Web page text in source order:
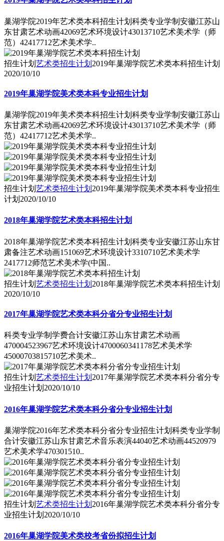
巢湖学院2019年艺术类本科招生计划科类专业学制安徽江苏山
东甘肃艺术动画42069艺术环境设计43013710艺术美术学（师
范）42417712艺术美术学..
招生计划 艺术类招生计划 2019年巢湖学院艺术类本科招生计划
2020/10/10
2019年巢湖学院美术类本科专业招生计划
巢湖学院2019年美术类本科招生计划科类专业学制安徽江苏山
东甘肃艺术动画42069艺术环境设计43013710艺术美术学（师
范）42417712艺术美术学..
招生计划 艺术类招生计划 2019年巢湖学院美术类本科专业招生
计划 2020/10/10
2018年巢湖学院艺术类本科招生计划
2018年巢湖学院艺术类本科招生计划科类专业安徽江苏山东甘
肃备注艺术动画151069艺术环境设计3310710艺术美术学
2417712师范艺术美术学(中国..
招生计划 艺术类招生计划 2018年巢湖学院艺术类本科招生计划
2020/10/10
2017年巢湖学院艺术类本科分省分专业招生计划
科类专业学制学费合计安徽江苏山东甘肃艺术动画
470004523967艺术环境设计4700060341178艺术美术学
45000703815710艺术美术..
招生计划 艺术类招生计划 2017年巢湖学院艺术类本科分省分专
业招生计划 2020/10/10
2016年巢湖学院艺术类本科分省分专业招生计划
巢湖学院2016年艺术类本科分省分专业招生计划科类专业学制
合计安徽江苏山东甘肃艺术音乐表演44040艺术动画44520979
艺术美术学470301510..
招生计划 艺术类招生计划 2016年巢湖学院艺术类本科分省分专
业招生计划 2020/10/10
2016年巢湖学院美术类校考省份拟招生计划